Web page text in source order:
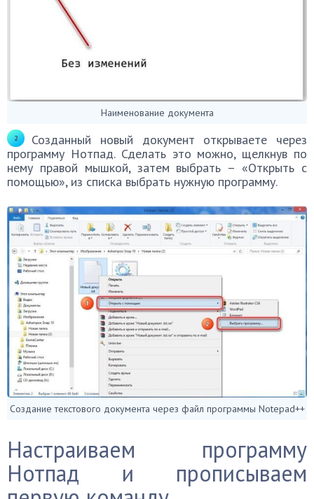
Наименование документа
Созданный новый документ открываете через
программу Нотпад. Сделать это можно, щелкнув по
нему правой мышкой, затем выбрать – «Открыть с
помощью», из списка выбрать нужную программу.
Создание текстового документа через файл программы Notepad++
Настраиваем программу
Нотпад и прописываем